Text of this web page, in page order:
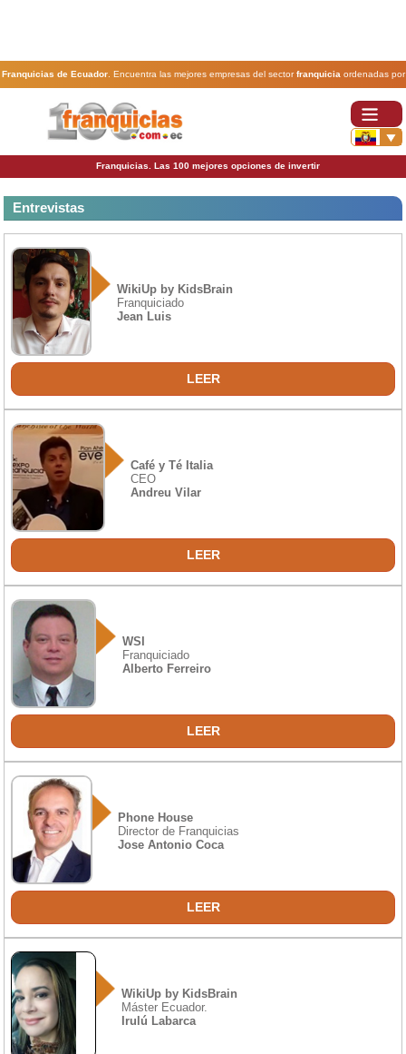
Franquicias de Ecuador. Encuentra las mejores empresas del sectorfranquicia ordenadas por
actividad. En www.100franquicias.com.ec encontrarás las más rentables, baratas y
Franquicias. Las 100 mejores opciones de invertir
Entrevistas
WikiUp by KidsBrain
Franquiciado
Jean Luis
LEER
Café y Té Italia
CEO
Andreu Vilar
LEER
WSI
Franquiciado
Alberto Ferreiro
LEER
Phone House
Director de Franquicias
Jose Antonio Coca
LEER
WikiUp by KidsBrain
Máster Ecuador.
Irulú Labarca